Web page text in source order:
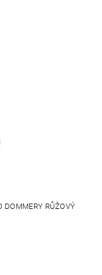
DOMMERY RŮŽOVÝ